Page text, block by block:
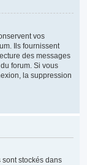
vos
Ils fournissent
des messages
forum. Si vous
la suppression
sont stockés dans